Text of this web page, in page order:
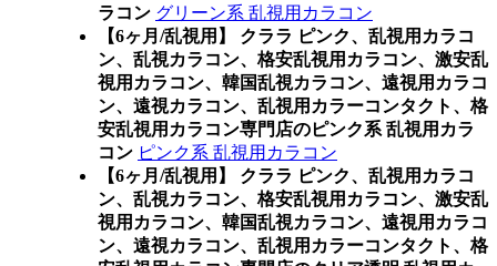
ラコン グリーン系 乱視用カラコン
【6ヶ月/乱視用】 クララ ピンク、乱視用カラコ
ン、乱視カラコン、格安乱視用カラコン、激安乱
視用カラコン、韓国乱視カラコン、遠視用カラコ
ン、遠視カラコン、乱視用カラーコンタクト、格
安乱視用カラコン専門店のピンク系 乱視用カラ
コン ピンク系 乱視用カラコン
【6ヶ月/乱視用】 クララ ピンク、乱視用カラコ
ン、乱視カラコン、格安乱視用カラコン、激安乱
視用カラコン、韓国乱視カラコン、遠視用カラコ
ン、遠視カラコン、乱視用カラーコンタクト、格